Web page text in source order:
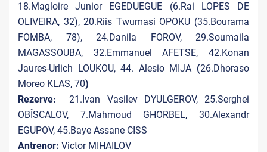
18.Magloire Junior EGEDUEGUE (6.Rai LOPES DE
OLIVEIRA, 32), 20.Riis Twumasi OPOKU (35.Bourama
FOMBA, 78), 24.Danila FOROV, 29.Soumaila
MAGASSOUBA, 32.Emmanuel AFETSE, 42.Konan
Jaures-Urlich LOUKOU, 44. Alesio MIJA (26.Dhoraso
Moreo KLAS, 70)
Rezerve: 21.Ivan Vasilev DYULGEROV, 25.Serghei
OBÎSCALOV, 7.Mahmoud GHORBEL, 30.Alexandr
EGUPOV, 45.Baye Assane CISS
Antrenor: Victor MIHAILOV